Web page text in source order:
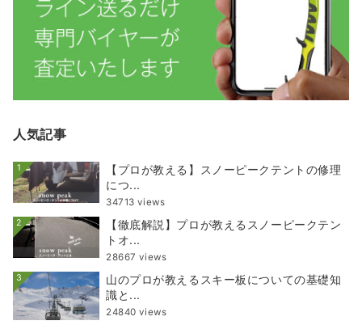
人気記事
1
【プロが教える】スノーピークテントの修理
につ...
34713 views
2
【徹底解説】プロが教えるスノーピークテン
トオ...
28667 views
3
山のプロが教えるスキー板についての基礎知
識と...
24840 views